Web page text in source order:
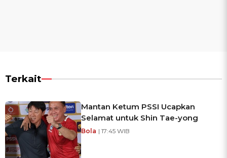
Terkait
Mantan Ketum PSSI Ucapkan
Selamat untuk Shin Tae-yong
Bola | 17:45 WIB